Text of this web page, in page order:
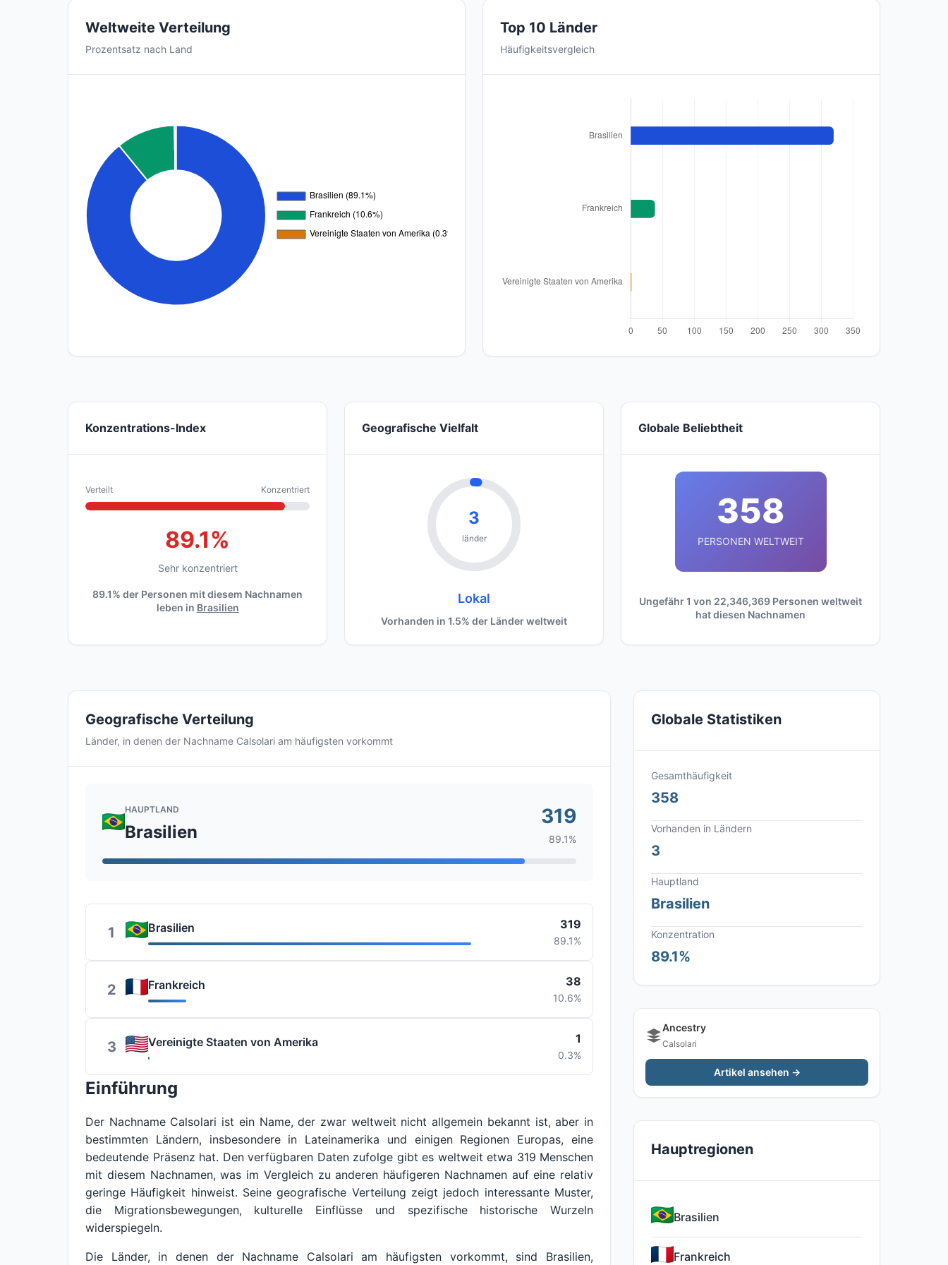
Weltweite Verteilung
Prozentsatz nach Land
Top 10 Länder
Häufigkeitsvergleich
Konzentrations-Index
Verteilt Konzentriert
89.1%
Sehr konzentriert
89.1% der Personen mit diesem Nachnamen
leben in Brasilien
Geografische Vielfalt
3
länder
Lokal
Vorhanden in 1.5% der Länder weltweit
Globale Beliebtheit
358
PERSONEN WELTWEIT
Ungefähr 1 von 22,346,369 Personen weltweit
hat diesen Nachnamen
Geografische Verteilung
Länder, in denen der Nachname Calsolari am häufigsten vorkommt
HAUPTLAND
Brasilien
319
89.1%
1 Brasilien 319
89.1%
2 Frankreich 38
10.6%
3 Vereinigte Staaten von Amerika 1
0.3%
Einführung
Der Nachname Calsolari ist ein Name, der zwar weltweit nicht allgemein bekannt ist, aber in
bestimmten Ländern, insbesondere in Lateinamerika und einigen Regionen Europas, eine
bedeutende Präsenz hat. Den verfügbaren Daten zufolge gibt es weltweit etwa 319 Menschen
mit diesem Nachnamen, was im Vergleich zu anderen häufigeren Nachnamen auf eine relativ
geringe Häufigkeit hinweist. Seine geografische Verteilung zeigt jedoch interessante Muster,
die Migrationsbewegungen, kulturelle Einflüsse und spezifische historische Wurzeln
widerspiegeln.
Die Länder, in denen der Nachname Calsolari am häufigsten vorkommt, sind Brasilien,
Globale Statistiken
Gesamthäufigkeit
358
Vorhanden in Ländern
3
Hauptland
Brasilien
Konzentration
89.1%
Ancestry
Calsolari
Artikel ansehen →
Hauptregionen
Brasilien
Frankreich